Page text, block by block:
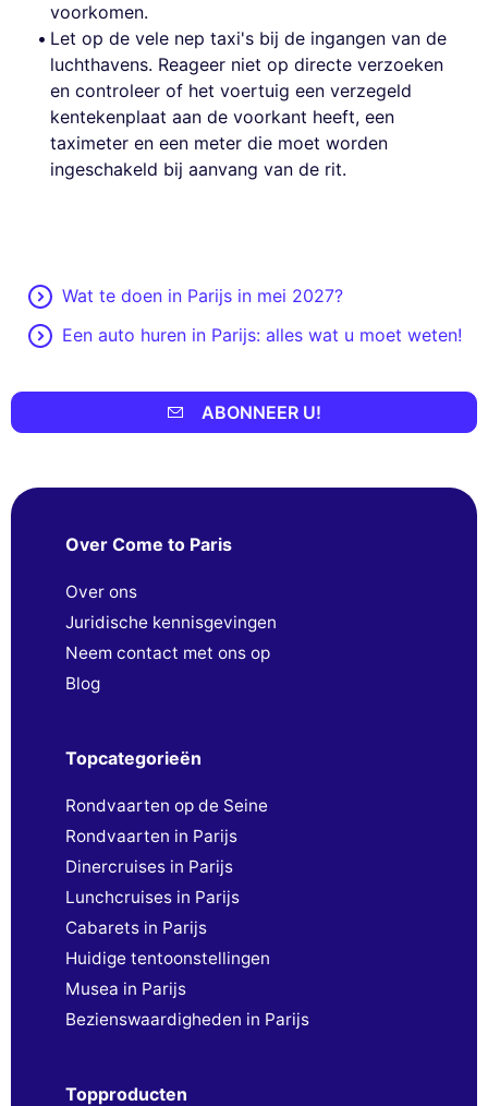
voorkomen.
Let op de vele nep taxi's bij de ingangen van de
luchthavens. Reageer niet op directe verzoeken
en controleer of het voertuig een verzegeld
kentekenplaat aan de voorkant heeft, een
taximeter en een meter die moet worden
ingeschakeld bij aanvang van de rit.
Wat te doen in Parijs in mei 2027?
Een auto huren in Parijs: alles wat u moet weten!
ABONNEER U!
Over Come to Paris
Over ons
Juridische kennisgevingen
Neem contact met ons op
Blog
Topcategorieën
Rondvaarten op de Seine
Rondvaarten in Parijs
Dinercruises in Parijs
Lunchcruises in Parijs
Cabarets in Parijs
Huidige tentoonstellingen
Musea in Parijs
Bezienswaardigheden in Parijs
Topproducten